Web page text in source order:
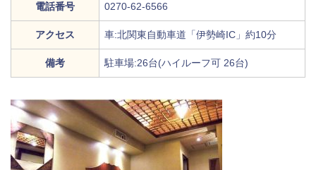
電話番号 0270-62-6566
アクセス 車:北関東自動車道「伊勢崎IC」約10分
備考 駐車場:26台(ハイルーフ可 26台)